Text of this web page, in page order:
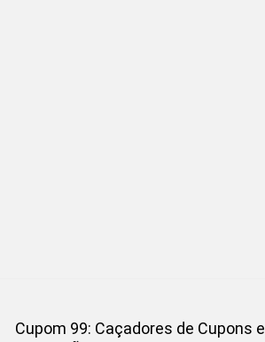
Cupom 99: Caçadores de Cupons e